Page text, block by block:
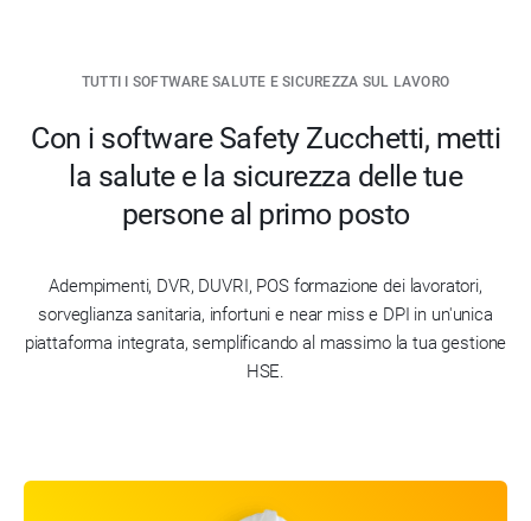
TUTTI I SOFTWARE SALUTE E SICUREZZA SUL LAVORO
Con i software Safety Zucchetti, metti
la salute e la sicurezza delle tue
persone al primo posto
Adempimenti, DVR, DUVRI, POS formazione dei lavoratori,
sorveglianza sanitaria, infortuni e near miss e DPI in un'unica
piattaforma integrata, semplificando al massimo la tua gestione
HSE.